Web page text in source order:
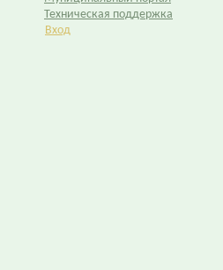
Техническая поддержка
Вход